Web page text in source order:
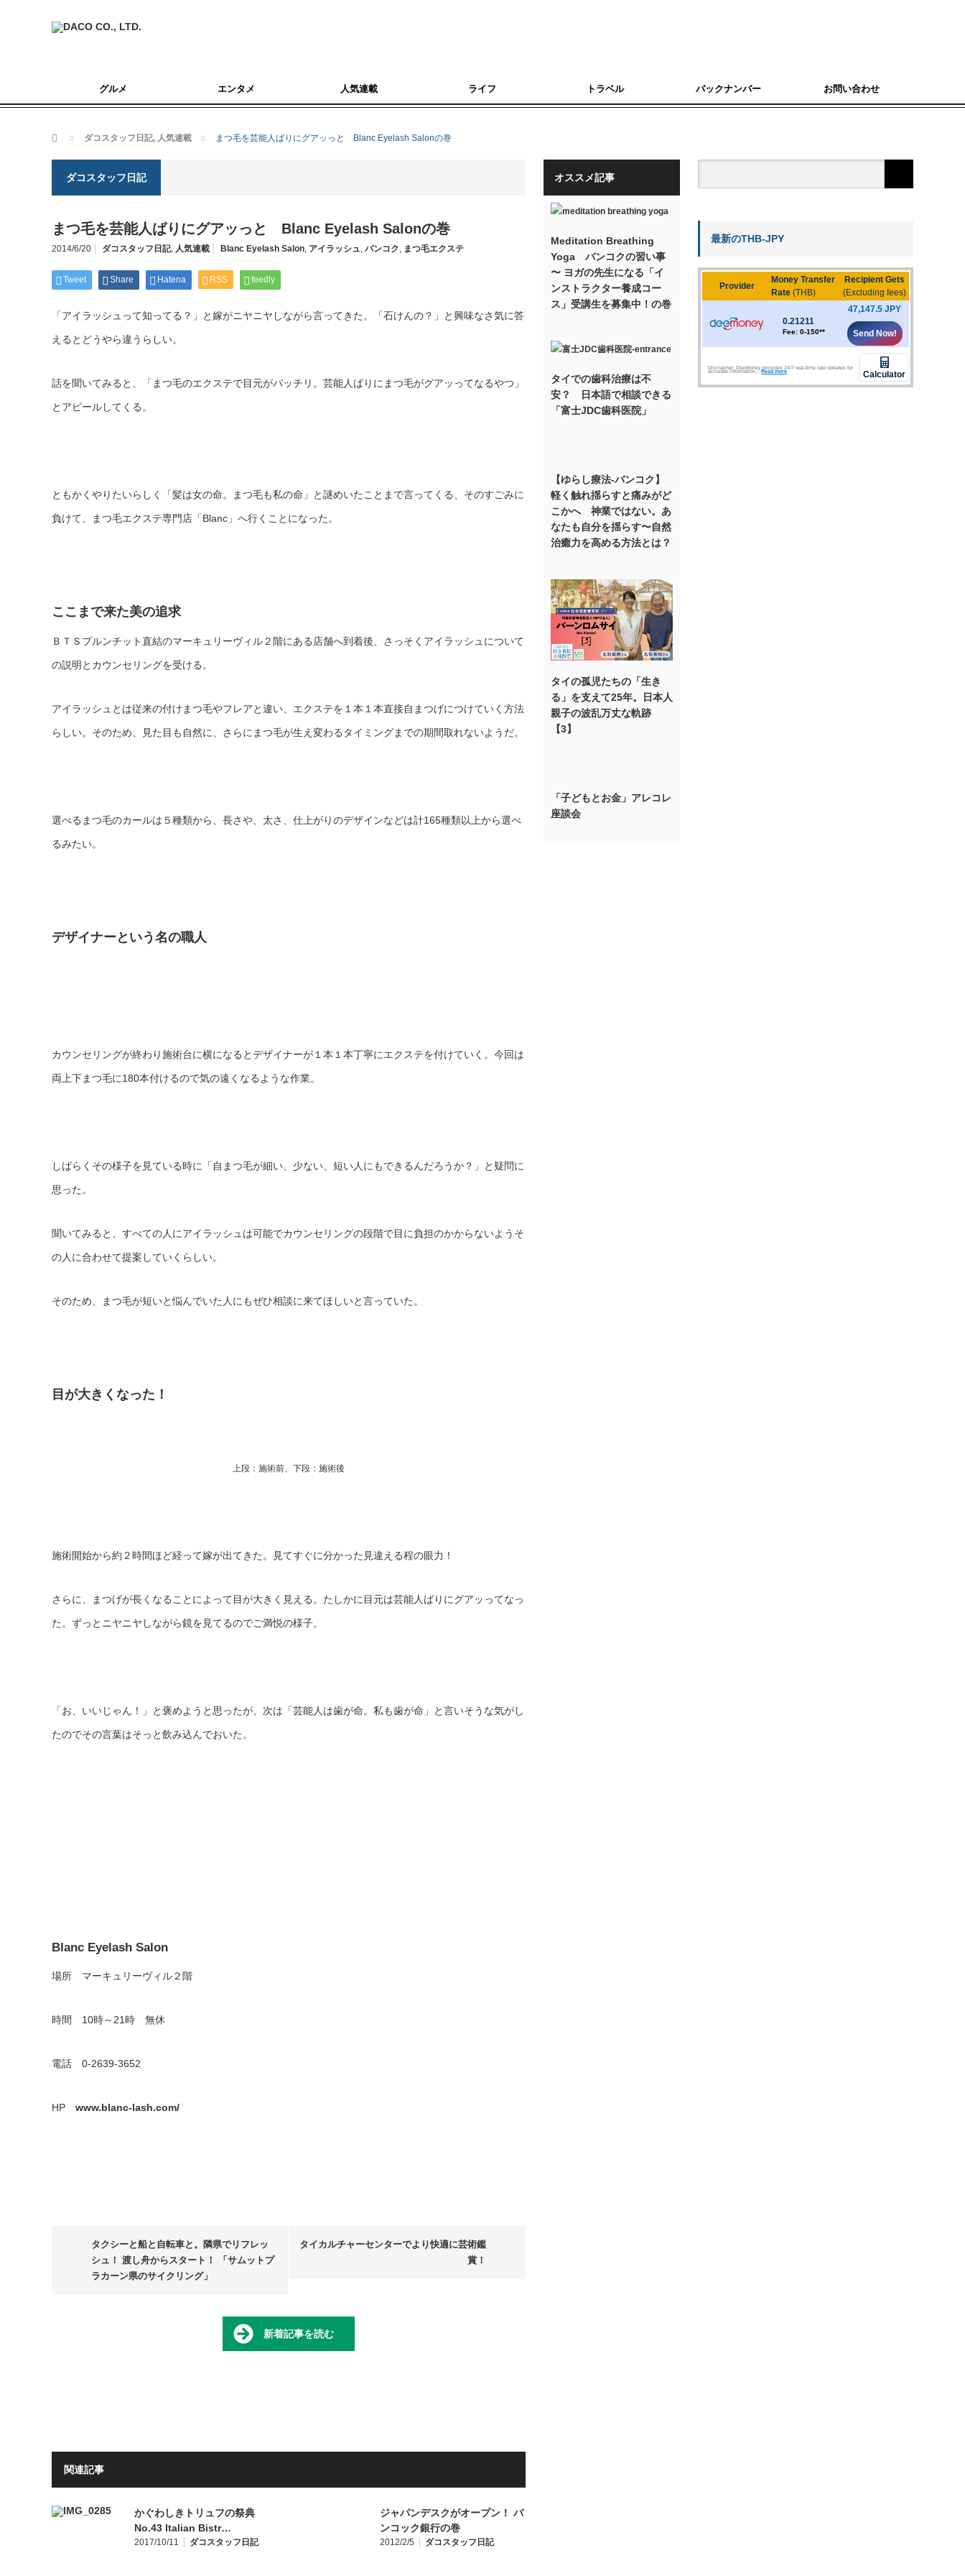
グルメ エンタメ 人気連載 ライフ トラベル バックナンバー お問い合わせ
ホーム ダコスタッフ日記, 人気連載 まつ毛を芸能人ばりにグアッっと Blanc Eyelash Salonの巻
ダコスタッフ日記
まつ毛を芸能人ばりにグアッっと Blanc Eyelash Salonの巻
2014/6/20 ダコスタッフ日記, 人気連載 Blanc Eyelash Salon, アイラッシュ, バンコク, まつ毛エクステ
Tweet Share Hatena RSS feedly
「アイラッシュって知ってる？」と嫁がニヤニヤしながら言ってきた。「石けんの？」と興味なさ気に答
えるとどうやら違うらしい。
話を聞いてみると、「まつ毛のエクステで目元がパッチリ。芸能人ばりにまつ毛がグアッってなるやつ」
とアピールしてくる。
ともかくやりたいらしく「髪は女の命。まつ毛も私の命」と謎めいたことまで言ってくる、そのすごみに
負けて、まつ毛エクステ専門店「Blanc」へ行くことになった。
ここまで来た美の追求
ＢＴＳプルンチット直結のマーキュリーヴィル２階にある店舗へ到着後、さっそくアイラッシュについて
の説明とカウンセリングを受ける。
アイラッシュとは従来の付けまつ毛やフレアと違い、エクステを１本１本直接自まつげにつけていく方法
らしい。そのため、見た目も自然に、さらにまつ毛が生え変わるタイミングまでの期間取れないようだ。
選べるまつ毛のカールは５種類から、長さや、太さ、仕上がりのデザインなどは計165種類以上から選べ
るみたい。
デザイナーという名の職人
カウンセリングが終わり施術台に横になるとデザイナーが１本１本丁寧にエクステを付けていく。今回は
両上下まつ毛に180本付けるので気の遠くなるような作業。
しばらくその様子を見ている時に「自まつ毛が細い、少ない、短い人にもできるんだろうか？」と疑問に
思った。
聞いてみると、すべての人にアイラッシュは可能でカウンセリングの段階で目に負担のかからないようそ
の人に合わせて提案していくらしい。
そのため、まつ毛が短いと悩んでいた人にもぜひ相談に来てほしいと言っていた。
目が大きくなった！
上段：施術前、下段：施術後
施術開始から約２時間ほど経って嫁が出てきた。見てすぐに分かった見違える程の眼力！
さらに、まつげが長くなることによって目が大きく見える。たしかに目元は芸能人ばりにグアッってなっ
た。ずっとニヤニヤしながら鏡を見てるのでご満悦の様子。
「お、いいじゃん！」と褒めようと思ったが、次は「芸能人は歯が命。私も歯が命」と言いそうな気がし
たのでその言葉はそっと飲み込んでおいた。
Blanc Eyelash Salon
場所 マーキュリーヴィル２階
時間 10時～21時 無休
電話 0-2639-3652
HP www.blanc-lash.com/
タクシーと船と自転車と。隣県でリフレッ
シュ！ 渡し舟からスタート！ 「サムットプ
ラカーン県のサイクリング」
タイカルチャーセンターでより快適に芸術鑑
賞！
新着記事を読む
関連記事
かぐわしきトリュフの祭典
No.43 Italian Bistr…
2017/10/11 ダコスタッフ日記
ジャパンデスクがオープン！ バ
ンコック銀行の巻
2012/2/5 ダコスタッフ日記
オススメ記事
Meditation Breathing
Yoga バンコクの習い事
〜 ヨガの先生になる「イ
ンストラクター養成コー
ス」受講生を募集中！の巻
タイでの歯科治療は不
安？ 日本語で相談できる
「富士JDC歯科医院」
【ゆらし療法-バンコク】
軽く触れ揺らすと痛みがど
こかへ 神業ではない。あ
なたも自分を揺らす〜自然
治癒力を高める方法とは？
タイの孤児たちの「生き
る」を支えて25年。日本人
親子の波乱万丈な軌跡
【3】
「子どもとお金」アレコレ
座談会
最新のTHB-JPY